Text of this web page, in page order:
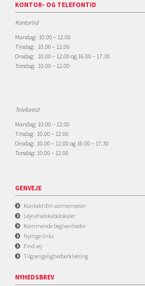
KONTOR- OG TELEFONTID
Kontortid
Mandag: 10.00 – 12.00
Tirsdag: 10.00 – 12.00
Onsdag: 10.00 – 12.00 og 16.00 – 17.30
Torsdag: 10.00 – 12.00
Telefontid
Mandag: 10.00 – 12.00
Tirsdag: 10.00 – 12.00
Onsdag: 10.00 – 12.00 og 16.00 – 17.30
Torsdag: 10.00 – 12.00
GENVEJE
Kontakt din varmemester
Leje af selskabslokaler
Kommende begivenheder
Nyttige links
Find vej
Tilgængelighedserklæring
NYHEDSBREV